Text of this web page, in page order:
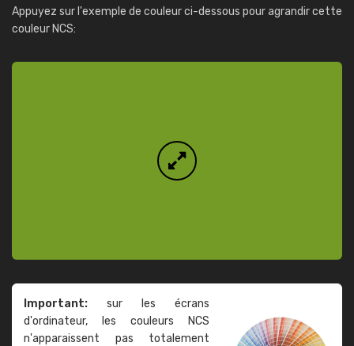
Appuyez sur l'exemple de couleur ci-dessous pour agrandir cette
couleur NCS:
Important: sur les écrans
d'ordinateur, les couleurs NCS
n'apparaissent pas totalement